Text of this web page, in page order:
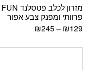
מזרון לכלב פטסלנד FUN
פרוותי ומפנק צבע אפור
₪129
–
₪245